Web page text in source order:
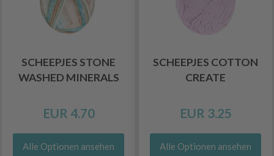
SCHEEPJES STONE
WASHED MINERALS
EUR 4.70
Alle Optionen ansehen
SCHEEPJES COTTON
CREATE
EUR 3.25
Alle Optionen ansehen